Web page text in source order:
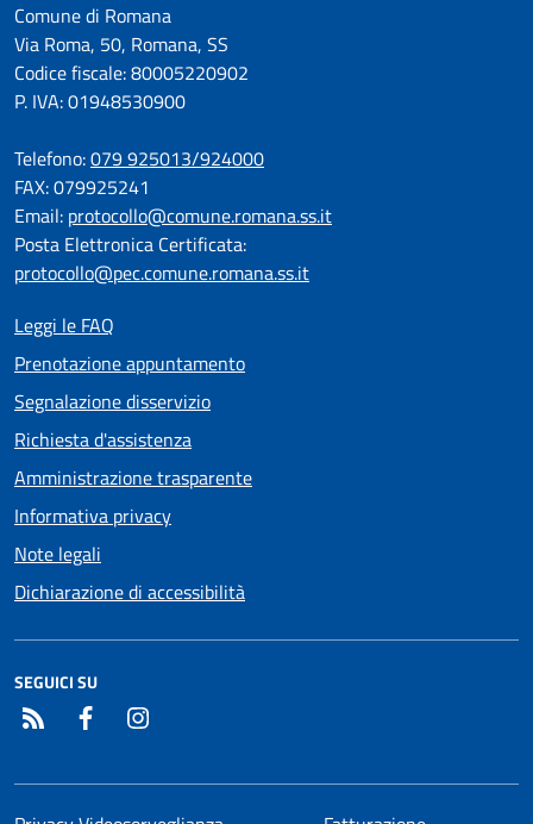
Comune di Romana
Via Roma, 50, Romana, SS
Codice fiscale: 80005220902
P. IVA: 01948530900
Telefono:079 925013/924000
FAX: 079925241
Email: protocollo@comune.romana.ss.it
Posta Elettronica Certificata:
protocollo@pec.comune.romana.ss.it
Leggi le FAQ
Prenotazione appuntamento
Segnalazione disservizio
Richiesta d'assistenza
Amministrazione trasparente
Informativa privacy
Note legali
Dichiarazione di accessibilità
SEGUICI SU
RSS Facebook